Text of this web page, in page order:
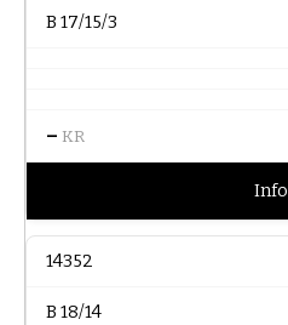
B 17/15/3
– KR
Info
14352
B 18/14